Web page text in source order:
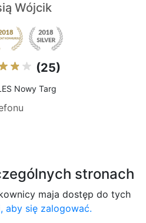
Wójcik
(25)
Nowy Targ
stronach
maja dostęp do tych
aby się zalogować.